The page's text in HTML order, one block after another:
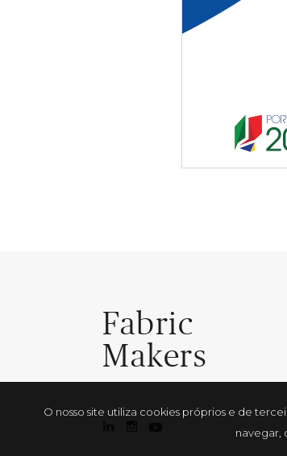
Fabric
Makers
O nosso site utiliza cookies próprios e de
navegar,